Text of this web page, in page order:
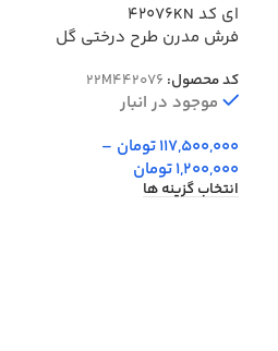
فرش مدرن طرح درختی گل
42076KN
کد محصول: 22M442076
موجود در انبار
117,500,000تومان –
1,200,000تومان
انتخاب گزینه ها